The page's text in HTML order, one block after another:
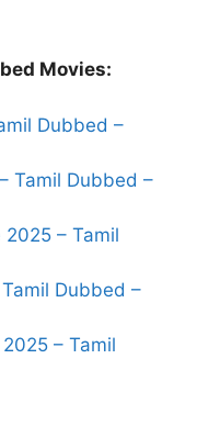
Movies:
Dubbed –
Tamil Dubbed –
– Tamil
Dubbed –
– Tamil